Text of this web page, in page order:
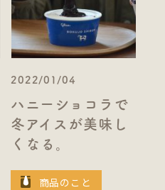
2022/01/04
ハニーショコラで
冬アイスが美味し
くなる。
商品のこと